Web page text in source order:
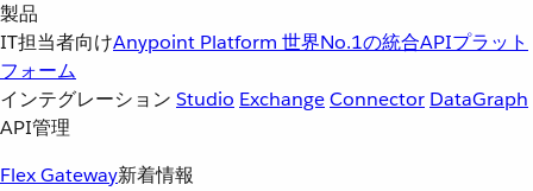
製品
IT担当者向けAnypoint Platform 世界No.1の統合APIプラット
フォーム
インテグレーション Studio ExchangeConnector DataGraph
API管理
Flex Gateway新着情報